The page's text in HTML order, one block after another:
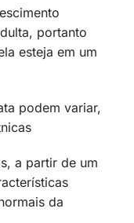
portanto
esteja em um
podem variar,
a partir de um
da